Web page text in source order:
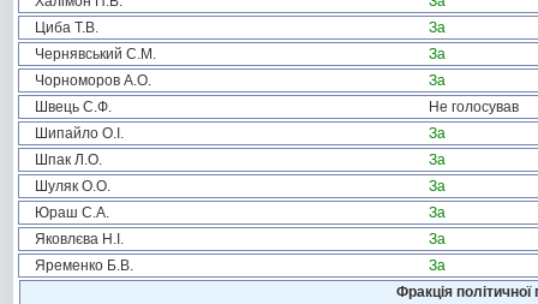
Циба Т.В.
За
Чернявський С.М.
За
Чорноморов А.О.
За
Швець С.Ф.
Не голосував
Шипайло О.І.
За
Шпак Л.О.
За
Шуляк О.О.
За
Юраш С.А.
За
Яковлєва Н.І.
За
Яременко Б.В.
За
Фракція